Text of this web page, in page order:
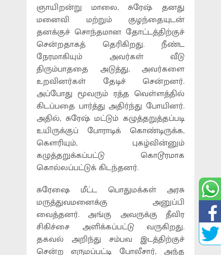
ஞாயிறன்று மாலை, சுரேஷ் தனது
மனைவி மற்றும் குழந்தையுடன்
தனக்குச் சொந்தமான தோட்டத்திற்குச்
சென்றதாகத் தெரிகிறது. நீண்ட
நேரமாகியும் அவர்கள் வீடு
திரும்பாததை அடுத்து, அவர்களை
உறவினர்கள் தேடிச் சென்றனர்.
அப்போது மூவரும் ரத்த வெள்ளத்தில்
கிடப்பதை பார்த்து அதிர்ந்து போயினர்.
அதில், சுரேஷ் மட்டும் கழுத்தறுத்தப்படி
உயிருக்குப் போராடிக் கொண்டிருக்க,
கெளரியும், புகழ்வின்னும்
கழுத்தறுக்கப்பட்டு கொடூரமாக
கொல்லப்பட்டுக் கிடந்தனர்.
சுரேஷை மீட்ட பொதுமக்கள் அரசு
மருத்துவமனைக்கு அனுப்பி
வைத்தனர். அங்கு அவருக்கு தீவிர
சிகிச்சை அளிக்கப்பட்டு வருகிறது.
தகவல் அறிந்து சம்பவ இடத்திற்குச்
சென்ற எருமப்பட்டி போலீசார், அந்த